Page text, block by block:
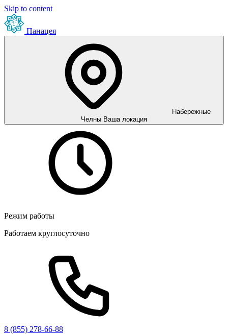
Skip to content
Панацея
Набережные
Челны Ваша локация
Режим работы
Работаем круглосуточно
8 (855) 278-66-88